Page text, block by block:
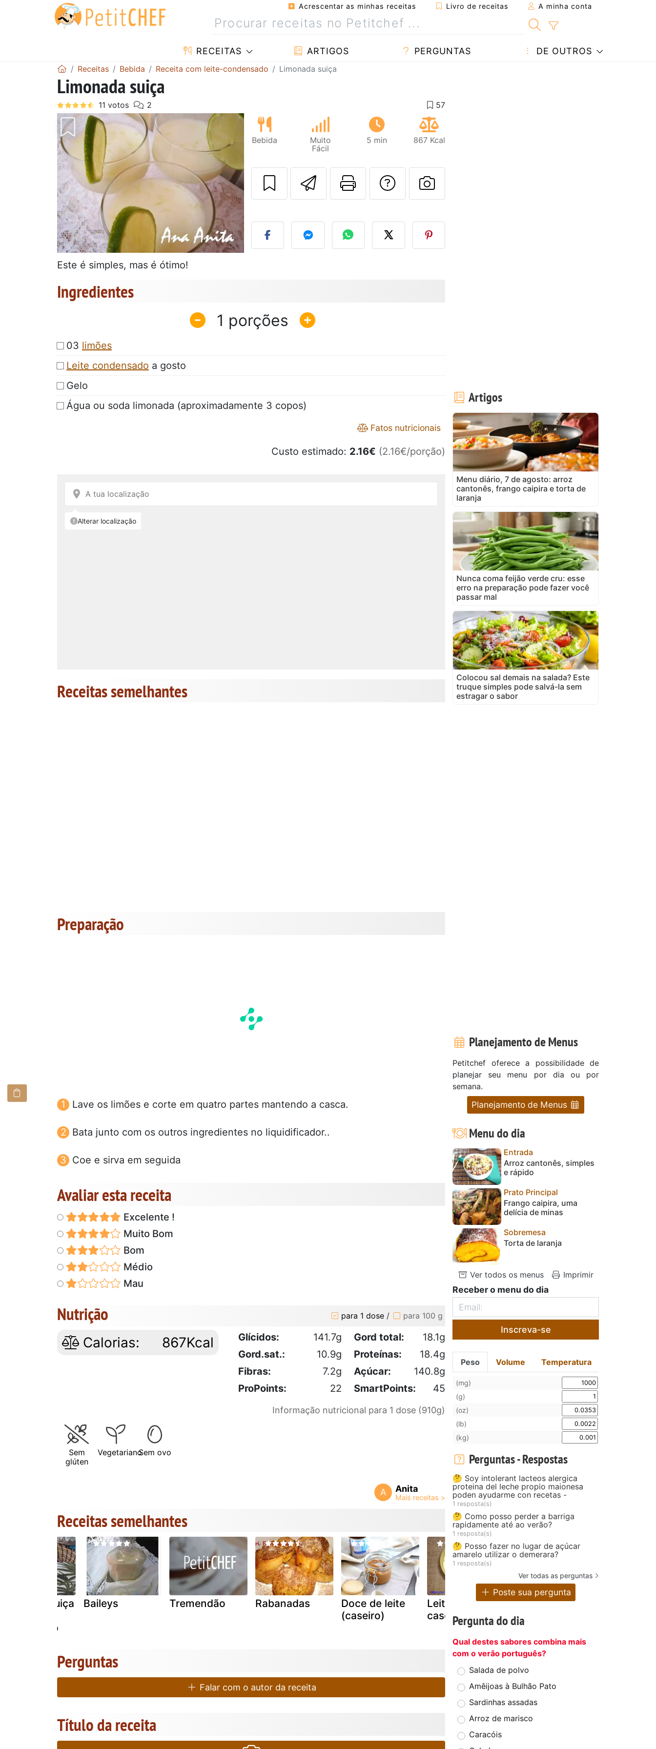
Acrescentar as minhas receitas Livro de receitas A minha conta
RECEITAS ARTIGOS PERGUNTAS DE OUTROS
Receitas Bebida Receita com leite-condensado Limonada suiça
Limonada suiça
Bebida
Muito
Fácil
5 min 867 Kcal
Enviar esta receita a um amigo
Imprima esta página
Falar com o autor da receita
Fez esta receita? Compartilhe
Este é simples, mas é ótimo!
Ingredientes
1
03 limões
Leite condensado a gosto
Gelo
Água ou soda limonada (aproximadamente 3 copos)
Fatos nutricionais
Custo estimado: 2.16€ (2.16€/porção)
Receitas semelhantes
Preparação
Lave os limões e corte em quatro partes mantendo a casca.
Bata junto com os outros ingredientes no liquidificador..
Coe e sirva em seguida
Avaliar esta receita
Excelente !
Muito Bom
Bom
Médio
Mau
Nutrição para 1 dose / para 100 g
Calorias: 867Kcal Glícidos: 141.7g Gord total:
18.1g
Gord.sat.:
10.9g Proteínas:
18.4g
Fibras:
7.2g Açúcar:
140.8g
ProPoints:
22 SmartPoints: 45
Informação nutricional para 1 dose (910g)
Sem
glúten
VegetarianoSem ovo
A Anita
Receitas semelhantes
suiça
Baileys Tremendão Rabanadas
Doce de leite
(caseiro)
Leite creme
caseiro
Rabanadas
Perguntas
Falar com o autor da receita
Título da receita
Artigos
Menu diário, 7 de agosto: arroz
cantonês, frango caipira e torta de
laranja
Nunca coma feijão verde cru: esse
erro na preparação pode fazer você
passar mal
Colocou sal demais na salada? Este
truque simples pode salvá-la sem
estragar o sabor
Planejamento de Menus
Petitchef oferece a possibilidade de
planejar seu menu por dia ou por
semana.
Planejamento de Menus
Menu do dia
Entrada
Arroz cantonês, simples
e rápido
Prato Principal
Frango caipira, uma
delícia de minas
Sobremesa
Torta de laranja
Ver todos os menus Imprimir
Receber o menu do dia
Inscreva-se
Peso Volume Temperatura
(mg)
(g)
(oz)
(lb)
(kg)
Perguntas - Respostas
🤔 Soy intolerant lacteos alergica
proteina del leche propio maionesa
poden ayudarme con recetas -
1 resposta(s)
🤔 Como posso perder a barriga
rapidamente até ao verão?
1 resposta(s)
🤔 Posso fazer no lugar de açúcar
amarelo utilizar o demerara?
1 resposta(s)
Ver todas as perguntas
Poste sua pergunta
Pergunta do dia
Qual destes sabores combina mais
com o verão português?
Salada de polvo
Amêijoas à Bulhão Pato
Sardinhas assadas
Arroz de marisco
Caracóis